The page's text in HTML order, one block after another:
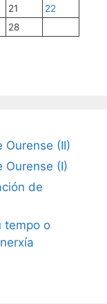
21
22
28
Ourense (II)
Ourense (I)
de
tempo o